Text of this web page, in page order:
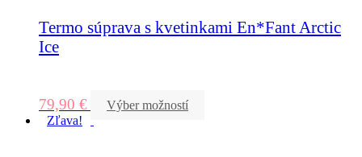
Termo súprava s kvetinkami En*Fant Arctic
Ice
79,90 €
Výber možností
Zľava!